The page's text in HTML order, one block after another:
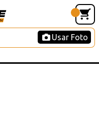
Usar Foto